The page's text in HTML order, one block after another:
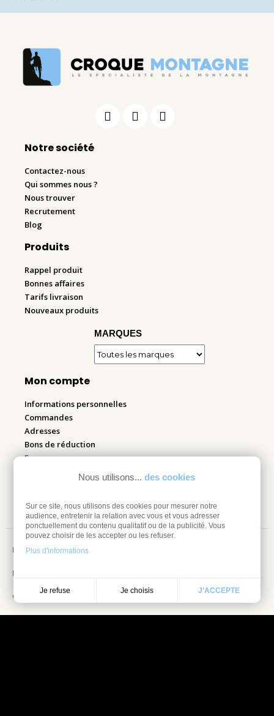
Nous utilisons... des cookies
Sur ce site, nous utilisons des cookies pour mesurer notre
audience, entretenir la relation avec vous et vous adresser
ponctuellement du contenu qualitatif ou de la publicité. Vous
pouvez choisir de les accepter ou les refuser.
Plus d'informations
Je refuse Je choisis J'ACCEPTE
Notre société
Contactez-nous
Qui sommes nous ?
Nous trouver
Recrutement
Blog
Produits
Rappel produit
Bonnes affaires
Tarifs livraison
Nouveaux produits
MARQUES
Mon compte
Informations personnelles
Commandes
Adresses
Bons de réduction
Espace pro
Mentions légales
Information sur les cookies
Conditions Générales de vente